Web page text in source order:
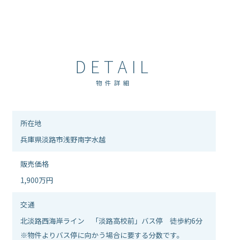
DETAIL
物件詳細
所在地
兵庫県淡路市浅野南字水越
販売価格
1,900万円
交通
北淡路西海岸ライン 「淡路高校前」バス停 徒歩約6分
※物件よりバス停に向かう場合に要する分数です。